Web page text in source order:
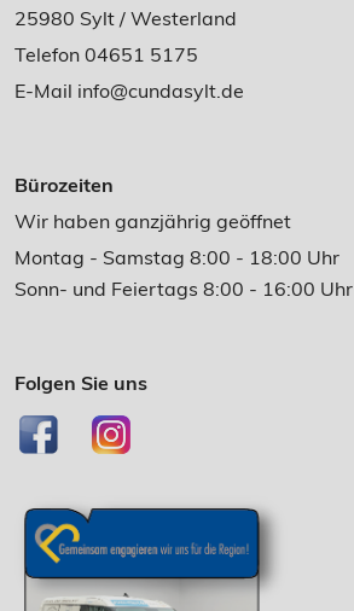
25980 Sylt / Westerland
Telefon 04651 5175
E-Mail info@cundasylt.de
Bürozeiten
Wir haben ganzjährig geöffnet
Montag - Samstag 8:00 - 18:00 Uhr
Sonn- und Feiertags 8:00 - 16:00 Uhr
Folgen Sie uns